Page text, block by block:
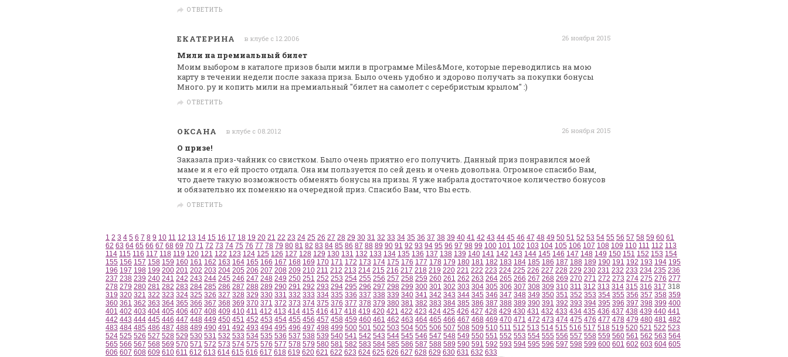
ОТВЕТИТЬ
ЕКАТЕРИНА в клубе с 12.2006 26 ноября 2015
Мили на премиальный билет
Моим выбором в каталоге призов были мили в программе Miles&More, которые переводились на мою
карту в течении недели после заказа приза. Было очень удобно и здорово получать за покупки бонусы
Много. ру и копить мили напремиальный "билет на самолет с серебристым крылом" :)
ОТВЕТИТЬ
ОКСАНА в клубе с 08.2012 26 ноября 2015
О призе!
Заказала приз-чайник со свистком. Было очень приятно его получить. Данный приз понравился моей
маме и я его ей просто отдала. Она им пользуется по сей день и очень довольна. Огромное спасибо Вам,
что даете такую возможность обменять бонусы на призы. Я уже набраладостаточное количество бонусов
и обязательно их поменяю на очередной приз. Спасибо Вам, что Вы есть.
ОТВЕТИТЬ
1 2 3 4 5 6 7 8 9 10 11 12 13 14 15 16 17 18 19 20 21 22 23 24 25 26 27 28 29 30 31 32 33 34 35 36 37 38 39 40 41 42 43 44 45 46 47 48 49 50 51 52 53 54 55 56 57 58 59 60 61
62 63 64 65 66 67 68 69 70 71 72 73 74 75 76 77 78 79 80 81 82 83 84 85 86 87 88 89 90 91 92 93 94 95 96 97 98 99 100 101 102 103 104 105 106 107 108 109 110 111 112 113
114 115 116 117 118 119 120 121 122 123 124 125 126 127 128 129 130 131 132 133 134 135 136 137 138 139 140 141 142 143 144 145 146 147 148 149 150 151 152 153 154
155 156 157 158 159 160 161 162 163 164 165 166 167 168 169 170 171 172 173 174 175 176 177 178 179 180 181 182 183 184 185 186 187 188 189 190 191 192 193 194 195
196 197 198 199 200 201 202 203 204 205 206 207 208 209 210 211 212 213 214 215 216 217 218 219 220 221 222 223 224 225 226 227 228 229 230 231 232 233 234 235 236
237 238 239 240 241 242 243 244 245 246 247 248 249 250 251 252 253 254 255 256 257 258 259 260 261 262 263 264 265 266 267 268 269 270 271 272 273 274 275 276 277
278 279 280 281 282 283 284 285 286 287 288 289 290 291 292 293 294 295 296 297 298 299 300 301 302 303 304 305 306 307 308 309 310 311 312 313 314 315 316 317 318
319 320 321 322 323 324 325 326 327 328 329 330 331 332 333 334 335 336 337 338 339 340 341 342 343 344 345 346 347 348 349 350 351 352 353 354 355 356 357 358 359
360 361 362 363 364 365 366 367 368 369 370 371 372 373 374 375 376 377 378 379 380 381 382 383 384 385 386 387 388 389 390 391 392 393 394 395 396 397 398 399 400
401 402 403 404 405 406 407 408 409 410 411 412 413 414 415 416 417 418 419 420 421 422 423 424 425 426 427 428 429 430 431 432 433 434 435 436 437 438 439 440 441
442 443 444 445 446 447 448 449 450 451 452 453 454 455 456 457 458 459 460 461 462 463 464 465 466 467 468 469 470 471 472 473 474 475 476 477 478 479 480 481 482
483 484 485 486 487 488 489 490 491 492 493 494 495 496 497 498 499 500 501 502 503 504 505 506 507 508 509 510 511 512 513 514 515 516 517 518 519 520 521 522 523
524 525 526 527 528 529 530 531 532 533 534 535 536 537 538 539 540 541 542 543 544 545 546 547 548 549 550 551 552 553 554 555 556 557 558 559 560 561 562 563 564
565 566 567 568 569 570 571 572 573 574 575 576 577 578 579 580 581 582 583 584 585 586 587 588 589 590 591 592 593 594 595 596 597 598 599 600 601 602 603 604 605
606 607 608 609 610 611 612 613 614 615 616 617 618 619 620 621 622 623 624 625 626 627 628 629 630 631 632 633